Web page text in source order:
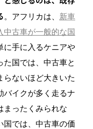
。アフリカは、 新車
中古車が一般的な国
に手に入るケニアや
た国では、中古車と
らないほど大きいた
バイクが多く走るナ
まったくみられな
国では、中古車の価